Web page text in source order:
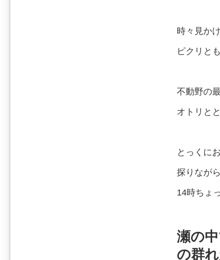
時々見か
ピクリと
不動野の
オトリと
とっくに
探りなが
14時ちょ
瀬の
の群